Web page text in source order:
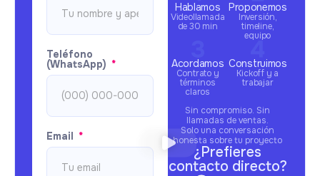
Teléfono
(WhatsApp)
Email
Hablamos
Videollamada
de 30 min
Proponemos
Inversión,
timeline,
equipo
Acordamos
Contrato y
términos
claros
Construimos
Kickoff y a
trabajar
Sin compromiso. Sin
llamadas de ventas.
Solo una conversación
honesta sobre tu proyecto
¿Prefieres
contacto directo?